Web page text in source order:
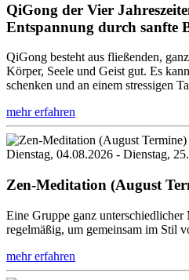
QiGong der Vier
Entspannung durch sanfte
QiGong besteht aus fließenden,
Körper, Seele und Geist gut. Es
schenken und an einem stressigen
mehr erfahren
Dienstag, 04.08.2026 - Dienstag,
Zen-Meditation (August
Eine Gruppe ganz unterschiedlicher
regelmäßig, um gemeinsam im Stil
mehr erfahren